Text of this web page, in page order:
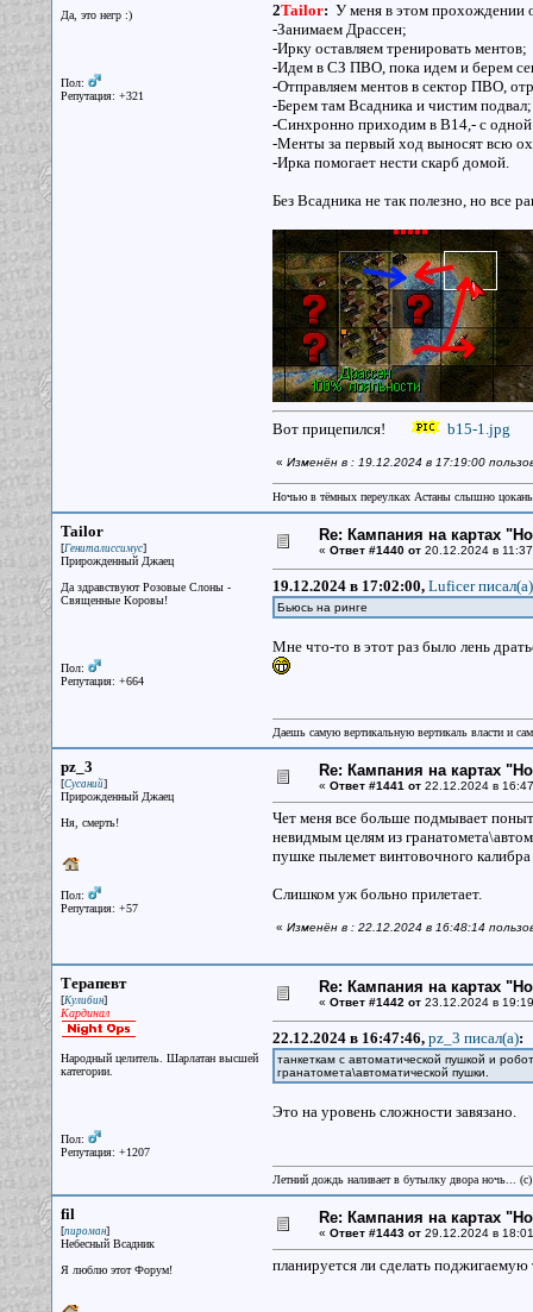
Да, это негр :)
Пол:
Репутация: +321
2Tailor: У меня в этом прохождении
-Занимаем Драссен;
-Ирку оставляем тренировать ментов;
-Идем в СЗ ПВО, пока идем и берем
-Отправляем ментов в сектор ПВО,
-Берем там Всадника и чистим подвал;
-Синхронно приходим в В14,- с
-Менты за первый ход выносят всю
-Ирка помогает нести скарб домой.
Без Всадника не так полезно, но все
Вот прицепился! b15-1.jpg
« Изменён в : 19.12.2024 в 17:19:00
Ночью в тёмных переулках Астаны слышно
Tailor
[Гениталиссимус]
Прирожденный Джаец
Да здравствуют Розовые Слоны -
Священные Коровы!
Пол:
Репутация: +664
Re: Кампания на картах
« Ответ #1440 от20.12.2024 в
19.12.2024 в 17:02:00, Luficer писал(a)
Бьюсь на ринге
Мне что-то в этот раз было лень
Даешь самую вертикальную вертикаль власти и
pz_3
[Сусаний]
Прирожденный Джаец
Ня, смерть!
Пол:
Репутация: +57
Re: Кампания на картах
« Ответ #1441 от22.12.2024 в
Чет меня все больше подмывает
невидмым целям из
пушке пылемет винтовочного
Слишком уж больно прилетает.
« Изменён в : 22.12.2024 в 16:48:14
Терапевт
[Кулибин]
Кардинал
Народный целитель. Шарлатан высшей
категории.
Пол:
Репутация: +1207
Re: Кампания на картах
« Ответ #1442 от23.12.2024 в
22.12.2024 в 16:47:46, pz_3 писал(a):
танкеткам с автоматической пушкой и
гранатомета\автоматической пушки.
Это на уровень сложности завязано.
Летний дождь наливает в бутылку двора ночь...
fil
[пироман]
Небесный Всадник
Я люблю этот Форум!
Re: Кампания на картах
« Ответ #1443 от29.12.2024 в
планируется ли сделать поджигаемую